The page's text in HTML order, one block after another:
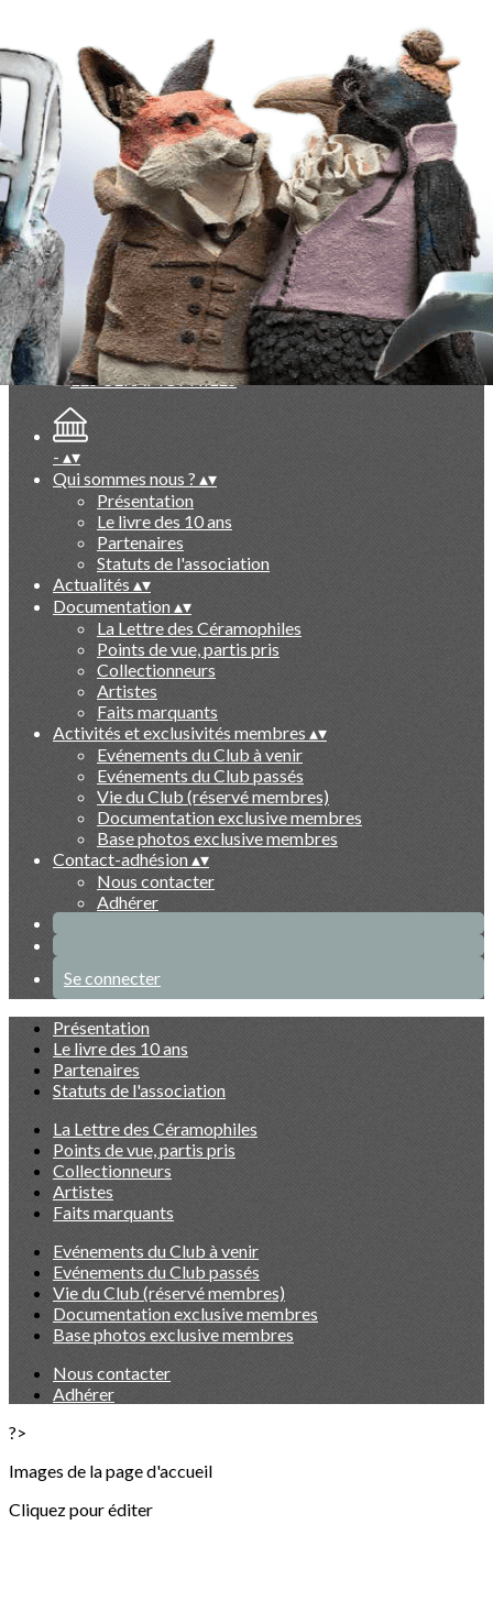
Exporter toutes les colonnes
Exporter uniquement les colonnes affichées
Menu
Evénements du Club à venir
Evénements du Club passés
Vie du Club (réservé membres)
Documentation exclusive membres
Base photos exclusive membres
Ajoutez un logo, un bouton, des réseaux sociaux
Cliquez pour éditer
- ▴▾
Qui sommes nous ? ▴▾
Présentation
Le livre des 10 ans
Partenaires
Statuts de l'association
Actualités ▴▾
Documentation▴▾
La Lettre des Céramophiles
Points de vue, partis pris
Collectionneurs
Artistes
Faits marquants
Activités et exclusivités membres ▴▾
Evénements du Club à venir
Evénements du Club passés
Vie du Club (réservé membres)
Documentation exclusive membres
Base photos exclusive membres
Contact-adhésion▴▾
Nous contacter
Adhérer
Se connecter
Présentation
Le livre des 10 ans
Partenaires
Statuts de l'association
La Lettre des Céramophiles
Points de vue, partis pris
Collectionneurs
Artistes
Faits marquants
Evénements du Club à venir
Evénements du Club passés
Vie du Club (réservé membres)
Documentation exclusive membres
Base photos exclusive membres
Nous contacter
Adhérer
?>
Images de la page d'accueil
Cliquez pour éditer